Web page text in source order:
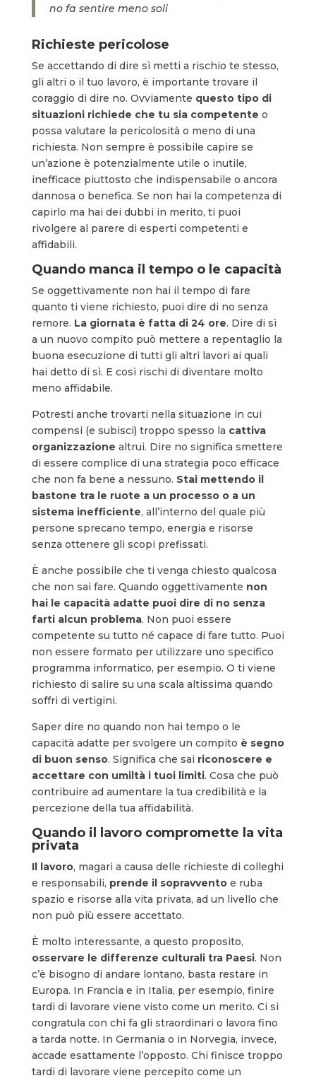
no fa sentire meno soli
Richieste pericolose
Se accettando di dire sì metti a rischio te stesso,
gli altri o il tuo lavoro, è importante trovare il
coraggio di dire no. Ovviamente questo tipo di
situazioni richiede che tu sia competente o
possa valutare la pericolosità o meno di una
richiesta. Non sempre è possibile capire se
un’azione è potenzialmente utile o inutile,
inefficace piuttosto che indispensabile o ancora
dannosa o benefica. Se non hai la competenza di
capirlo ma hai dei dubbi in merito, ti puoi
rivolgere al parere di esperti competenti e
affidabili.
Quando manca il tempo o le capacità
Se oggettivamente non hai il tempo di fare
quanto ti viene richiesto, puoi dire di no senza
remore. La giornata è fatta di 24 ore. Dire di sì
a un nuovo compito può mettere a repentaglio la
buona esecuzione di tutti gli altri lavori ai quali
hai detto di sì. E così rischi di diventare molto
meno affidabile.
Potresti anche trovarti nella situazione in cui
compensi (e subisci) troppo spesso la cattiva
organizzazione altrui. Dire no significa smettere
di essere complice di una strategia poco efficace
che non fa bene a nessuno. Stai mettendo il
bastone tra le ruote a un processo o a un
sistema inefficiente, all’interno del quale più
persone sprecano tempo, energia e risorse
senza ottenere gli scopi prefissati.
È anche possibile che ti venga chiesto qualcosa
che non sai fare. Quando oggettivamente non
hai le capacità adatte puoi dire di no senza
farti alcun problema. Non puoi essere
competente su tutto né capace di fare tutto. Puoi
non essere formato per utilizzare uno specifico
programma informatico, per esempio. O ti viene
richiesto di salire su una scala altissima quando
soffri di vertigini.
Saper dire no quando non hai tempo o le
capacità adatte per svolgere un compito è segno
di buon senso. Significa che sai riconoscere e
accettare con umiltà i tuoi limiti. Cosa che può
contribuire ad aumentare la tua credibilità e la
percezione della tua affidabilità.
Quando il lavoro compromette la vita
privata
Il lavoro, magari a causa delle richieste di colleghi
e responsabili, prende il sopravvento e ruba
spazio e risorse alla vita privata, ad un livello che
non può più essere accettato.
È molto interessante, a questo proposito,
osservare le differenze culturali tra Paesi. Non
c’è bisogno di andare lontano, basta restare in
Europa. In Francia e in Italia, per esempio, finire
tardi di lavorare viene visto come un merito. Ci si
congratula con chi fa gli straordinari o lavora fino
a tarda notte. In Germania o in Norvegia, invece,
accade esattamente l’opposto. Chi finisce troppo
tardi di lavorare viene percepito come un